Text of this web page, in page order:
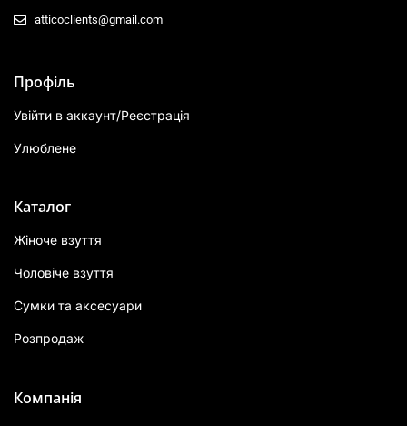
atticoclients@gmail.com
Профіль
Увійти в аккаунт/Реєстрація
Улюблене
Каталог
Жіноче взуття
Чоловіче взуття
Сумки та аксесуари
Розпродаж
Компанія